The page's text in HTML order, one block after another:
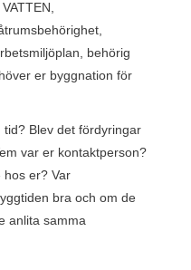
behörig
er byggnation för
tid? Blev det fördyringar
var er kontaktperson?
hos er? Var
bra och om de
anlita samma